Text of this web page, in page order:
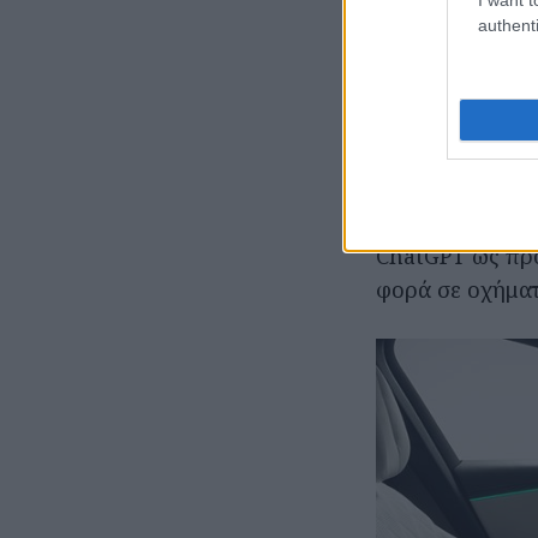
μία νέα
ερωτήσεις
Bing. Στη
ChatGPT
Mercedes
ChatGPT ως
φορά σε